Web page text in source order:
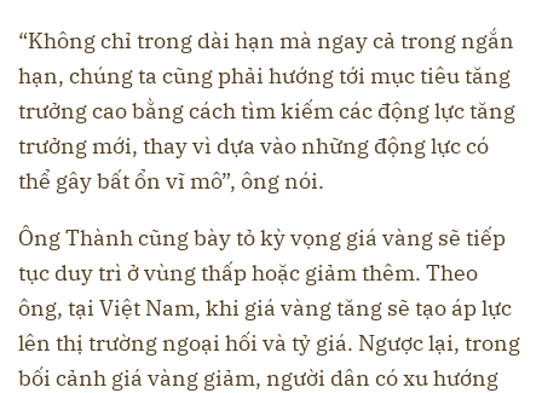
“Không chỉ trong dài hạn mà ngay cả trong ngắn
hạn, chúng ta cũng phải hướng tới mục tiêu tăng
trưởng cao bằng cách tìm kiếm các động lực tăng
trưởng mới, thay vì dựa vào những động lực có
thể gây bất ổn vĩ mô”, ông nói.
Ông Thành cũng bày tỏ kỳ vọng giá vàng sẽ tiếp
tục duy trì ở vùng thấp hoặc giảm thêm. Theo
ông, tại Việt Nam, khi giá vàng tăng sẽ tạo áp lực
lên thị trường ngoại hối và tỷ giá. Ngược lại, trong
bối cảnh giá vàng giảm, người dân có xu hướng